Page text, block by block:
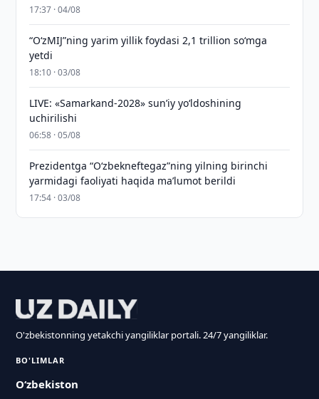
17:37 · 04/08
“O‘zMIJ”ning yarim yillik foydasi 2,1 trillion so‘mga
yetdi
18:10 · 03/08
LIVE: «Samarkand-2028» sun’iy yo‘ldoshining
uchirilishi
06:58 · 05/08
Prezidentga “Oʻzbekneftegaz”ning yilning birinchi
yarmidagi faoliyati haqida maʼlumot berildi
17:54 · 03/08
O'zbekistonning yetakchi yangiliklar portali. 24/7 yangiliklar.
BO'LIMLAR
O‘zbekiston